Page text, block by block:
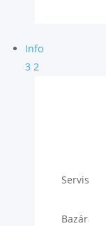
Info
3 2
Servis
Bazár